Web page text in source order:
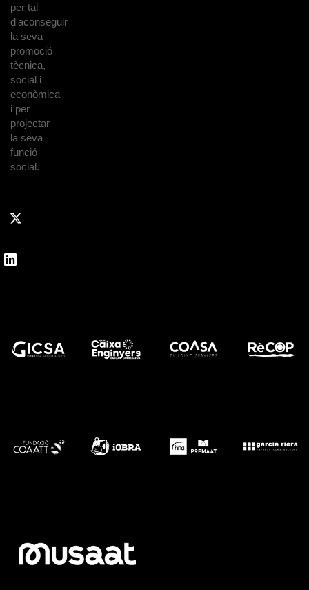
per tal
d'aconseguir
la seva
promoció
tècnica,
social i
econòmica
i per
projectar
la seva
funció
social.